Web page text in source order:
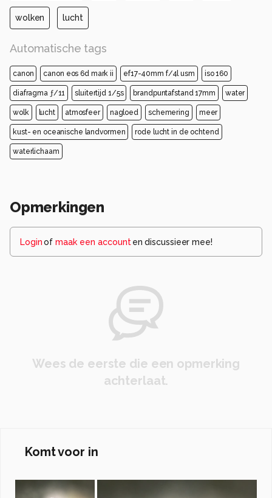
wolken lucht
Automatische tags
canon canon eos 6d mark ii ef17-40mm f/4l usm iso 160
diafragma ƒ/11 sluitertijd 1/5s brandpuntafstand 17mm water
wolk lucht atmosfeer nagloed schemering meer
kust- en oceanische landvormen rode lucht in de ochtend
waterlichaam
Opmerkingen
Loginof maak een account en discussieer mee!
Wees de eerste die een opmerking
achterlaat.
Komt voor in